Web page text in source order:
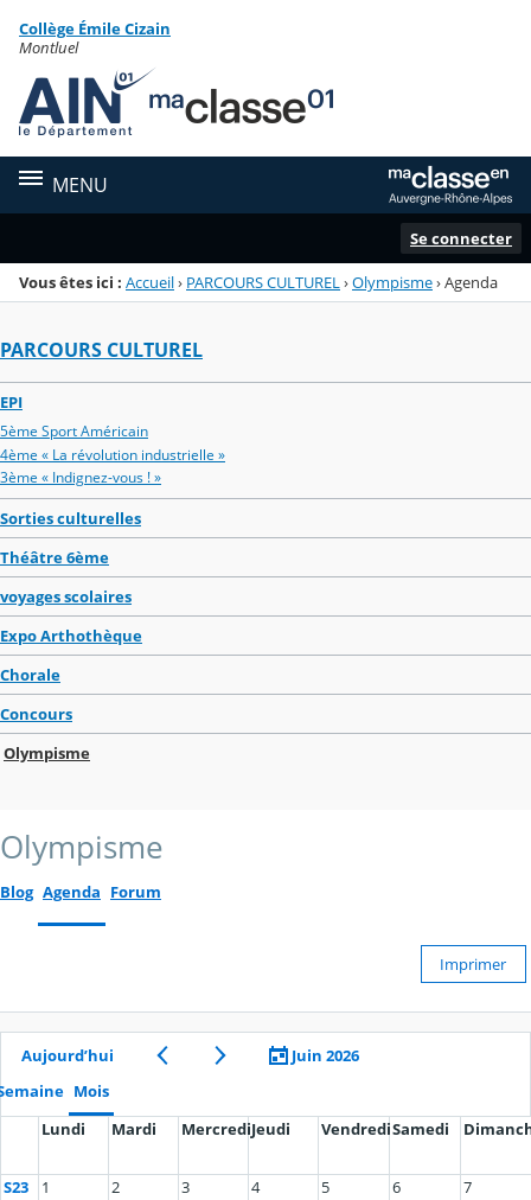
Menu de la rubrique
Contenu
Collège Émile Cizain
Montluel
MENU
Se connecter
Vous êtes ici : Accueil› PARCOURS CULTUREL ›Olympisme›Agenda
PARCOURS CULTUREL
EPI
5ème Sport Américain
4ème « La révolution industrielle »
3ème « Indignez-vous ! »
Sorties culturelles
Théâtre 6ème
voyages scolaires
Expo Arthothèque
Chorale
Concours
Olympisme
Olympisme
Blog Agenda Forum
Imprimer
Aujourd’hui
Juin 2026
Mois
Lundi
Mardi MercrediJeudi VendrediSamedi
S23 1 2 3 4 5 6 7